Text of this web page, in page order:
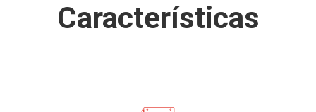
Características